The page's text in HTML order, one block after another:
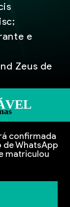
e
Zeus de
confirmada
WhatsApp
matriculou